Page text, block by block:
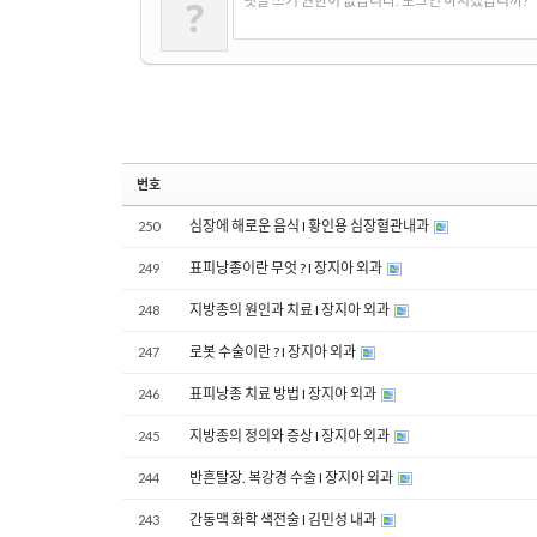
?
번호
250 심장에 해로운 음식 I 황인용 심장혈관내과
249 표피낭종이란 무엇 ? I 장지아 외과
248 지방종의 원인과 치료 I 장지아 외과
247 로봇 수술이란 ? I 장지아 외과
246 표피낭종 치료 방법 I 장지아 외과
245 지방종의 정의와 증상 I 장지아 외과
244 반흔탈장. 복강경 수술 I 장지아 외과
243 간동맥 화학 색전술 I 김민성 내과